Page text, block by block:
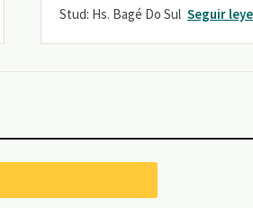
Stud: Hs. Bagé Do Sul Seguir